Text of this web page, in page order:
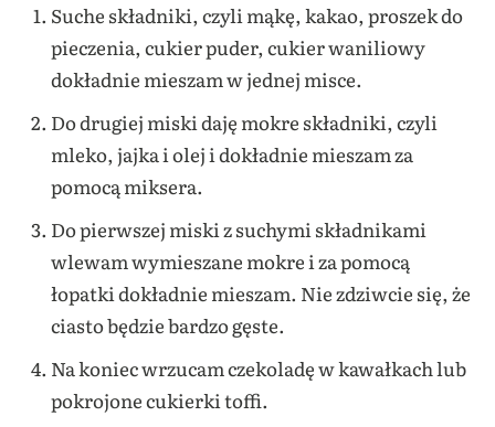
Suche składniki, czyli mąkę, kakao, proszek do
pieczenia, cukier puder, cukier waniliowy
dokładnie mieszam w jednej misce.
Do drugiej miski daję mokre składniki, czyli
mleko, jajka i olej i dokładnie mieszam za
pomocą miksera.
Do pierwszej miski z suchymi składnikami
wlewam wymieszane mokre i za pomocą
łopatki dokładnie mieszam. Nie zdziwcie się, że
ciasto będzie bardzo gęste.
Na koniec wrzucam czekoladę w kawałkach lub
pokrojone cukierki toffi.